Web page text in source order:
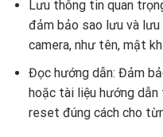
Lưu thông tin quan
đảm bảo sao lưu và
camera, như tên, mật
Đọc hướng dẫn: Đảm
hoặc tài liệu hướng
reset đúng cách cho